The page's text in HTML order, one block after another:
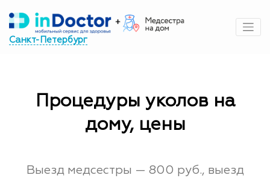
содержимому
Санкт-Петербург
Процедуры уколов на
дому, цены
Выезд медсестры — 800 руб., выезд